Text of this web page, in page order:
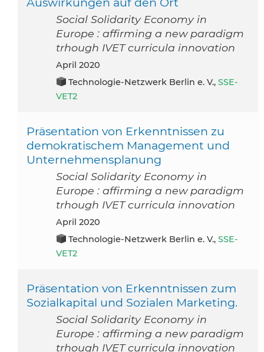
Social Solidarity Economy in
Europe : affirming a new paradigm
trhough IVET curricula innovation
April 2020
Technologie-Netzwerk Berlin e. V., SSE-
VET2
Präsentation von Erkenntnissen zu
demokratischem Management und
Unternehmensplanung
Social Solidarity Economy in
Europe : affirming a new paradigm
trhough IVET curricula innovation
April 2020
Technologie-Netzwerk Berlin e. V., SSE-
VET2
Präsentation von Erkenntnissen zum
Sozialkapital und Sozialen Marketing.
Social Solidarity Economy in
Europe : affirming a new paradigm
trhough IVET curricula innovation